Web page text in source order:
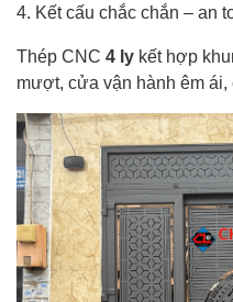
4. Kết cấu chắc chắn – an
Thép CNC 4 ly kết hợp
mượt, cửa vận hành êm ái,